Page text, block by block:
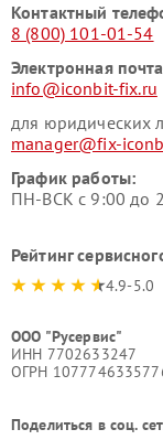
Контактный
8 (800) 101-01-54
Электронная
info@iconbit-fix.ru
для юридических
manager@fix-
График работы:
ПН-ВСК с 9:00 до
Рейтинг
4.9-5.0
ООО "Русервис"
ИНН 7702633247
ОГРН
Поделиться в соц.